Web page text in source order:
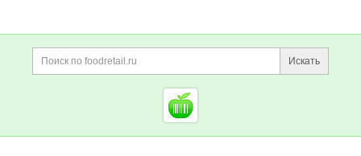
Дополнительная информация
Поиск по сайту и
Искать
Cсылки на полезные
Foodretail.ru
— продукты